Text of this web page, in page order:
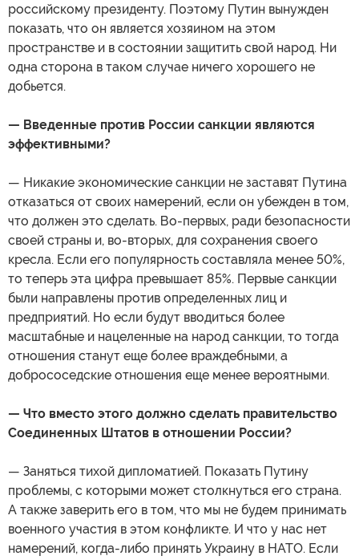
российскому президенту. Поэтому Путин вынужден
показать, что он является хозяином на этом
пространстве и в состоянии защитить свой народ. Ни
одна сторона в таком случае ничего хорошего не
добьется.
— Введенные против России санкции являются
эффективными?
— Никакие экономические санкции не заставят Путина
отказаться от своих намерений, если он убежден в том,
что должен это сделать. Во-первых, ради безопасности
своей страны и, во-вторых, для сохранения своего
кресла. Если его популярность составляла менее 50%,
то теперь эта цифра превышает 85%. Первые санкции
были направлены против определенных лиц и
предприятий. Но если будут вводиться более
масштабные и нацеленные на народ санкции, то тогда
отношения станут еще более враждебными, а
добрососедские отношения еще менее вероятными.
— Что вместо этого должно сделать правительство
Соединенных Штатов в отношении России?
— Заняться тихой дипломатией. Показать Путину
проблемы, с которыми может столкнуться его страна.
А также заверить его в том, что мы не будем принимать
военного участия в этом конфликте. И что у нас нет
намерений, когда-либо принять Украину в НАТО. Если